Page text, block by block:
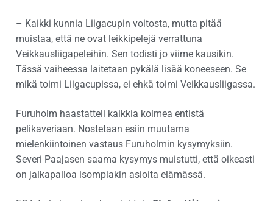
– Kaikki kunnia Liigacupin voitosta, mutta pitää
muistaa, että ne ovat leikkipelejä verrattuna
Veikkausliigapeleihin. Sen todisti jo viime kausikin.
Tässä vaiheessa laitetaan pykälä lisää koneeseen. Se
mikä toimi Liigacupissa, ei ehkä toimi Veikkausliigassa.
Furuholm haastatteli kaikkia kolmea entistä
pelikaveriaan. Nostetaan esiin muutama
mielenkiintoinen vastaus Furuholmin kysymyksiin.
Severi Paajasen saama kysymys muistutti, että oikeasti
on jalkapalloa isompiakin asioita elämässä.